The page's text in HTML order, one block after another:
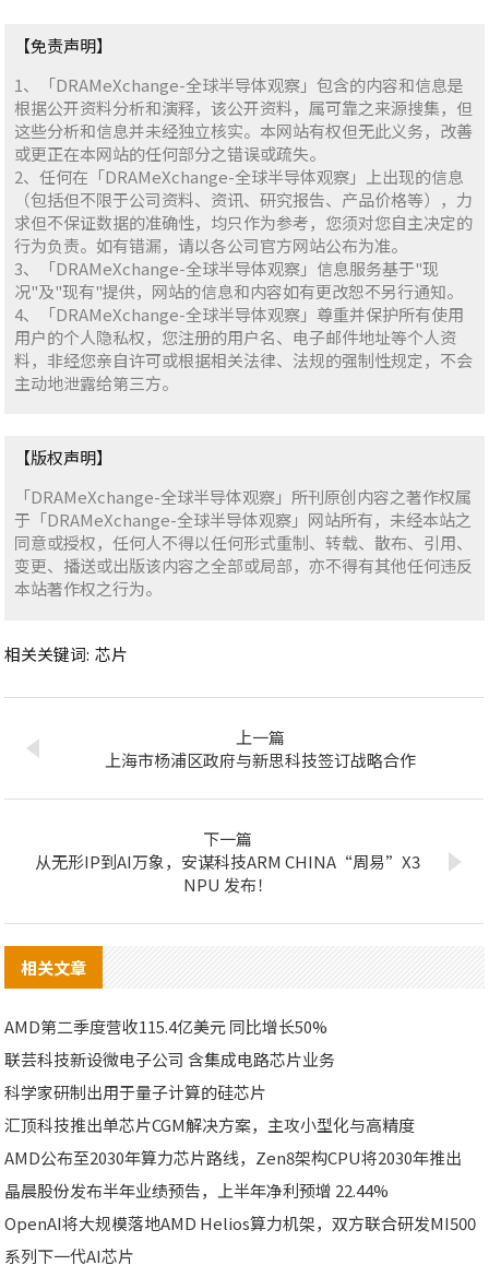
【免责声明】
1、「DRAMeXchange-全球半导体观察」包含的内容和信息是
根据公开资料分析和演释，该公开资料，属可靠之来源搜集，但
这些分析和信息并未经独立核实。本网站有权但无此义务，改善
或更正在本网站的任何部分之错误或疏失。
2、任何在「DRAMeXchange-全球半导体观察」上出现的信息
（包括但不限于公司资料、资讯、研究报告、产品价格等），力
求但不保证数据的准确性，均只作为参考，您须对您自主决定的
行为负责。如有错漏，请以各公司官方网站公布为准。
3、「DRAMeXchange-全球半导体观察」信息服务基于"现
况"及"现有"提供，网站的信息和内容如有更改恕不另行通知。
4、「DRAMeXchange-全球半导体观察」尊重并保护所有使用
用户的个人隐私权，您注册的用户名、电子邮件地址等个人资
料，非经您亲自许可或根据相关法律、法规的强制性规定，不会
主动地泄露给第三方。
【版权声明】
「DRAMeXchange-全球半导体观察」所刊原创内容之著作权属
于「DRAMeXchange-全球半导体观察」网站所有，未经本站之
同意或授权，任何人不得以任何形式重制、转载、散布、引用、
变更、播送或出版该内容之全部或局部，亦不得有其他任何违反
本站著作权之行为。
相关关键词: 芯片
上一篇
上海市杨浦区政府与新思科技签订战略合作
下一篇
从无形IP到AI万象，安谋科技ARM CHINA“周易”X3
NPU 发布！
相关文章
AMD第二季度营收115.4亿美元 同比增长50%
联芸科技新设微电子公司 含集成电路芯片业务
科学家研制出用于量子计算的硅芯片
汇顶科技推出单芯片CGM解决方案，主攻小型化与高精度
AMD公布至2030年算力芯片路线，Zen8架构CPU将2030年推出
晶晨股份发布半年业绩预告，上半年净利预增 22.44%
OpenAI将大规模落地AMD Helios算力机架，双方联合研发MI500
系列下一代AI芯片